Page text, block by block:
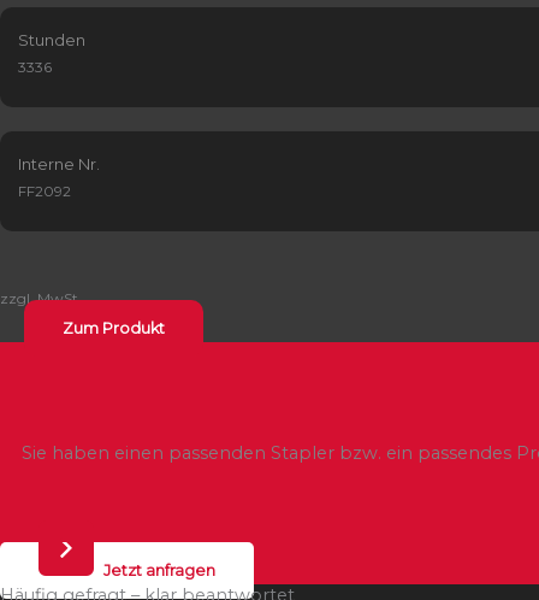
Stunden
3336
Interne Nr.
FF2092
zzgl. MwSt.
Zum Produkt
Sie haben einen passenden Stapler bzw. ein passendes
Jetzt anfragen
Häufig gefragt – klar beantwortet